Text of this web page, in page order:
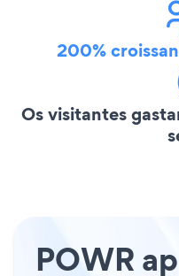
200%
Os visitantes
POWR